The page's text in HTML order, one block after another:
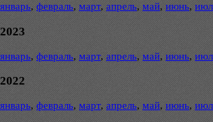
январь, февраль, март, апрель, май, июнь,
2023
январь, февраль, март, апрель, май, июнь,
2022
январь, февраль, март, апрель, май, июнь,